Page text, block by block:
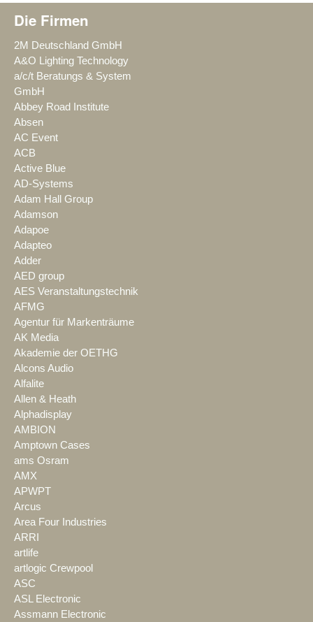
Die Firmen
2M Deutschland GmbH
A&O Lighting Technology
a/c/t Beratungs & System
GmbH
Abbey Road Institute
Absen
AC Event
ACB
Active Blue
AD-Systems
Adam Hall Group
Adamson
Adapoe
Adapteo
Adder
AED group
AES Veranstaltungstechnik
AFMG
Agentur für Markenträume
AK Media
Akademie der OETHG
Alcons Audio
Alfalite
Allen & Heath
Alphadisplay
AMBION
Amptown Cases
ams Osram
AMX
APWPT
Arcus
Area Four Industries
ARRI
artlife
artlogic Crewpool
ASC
ASL Electronic
Assmann Electronic